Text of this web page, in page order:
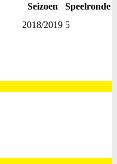
Seizoen
Speelronde
2018/2019 5